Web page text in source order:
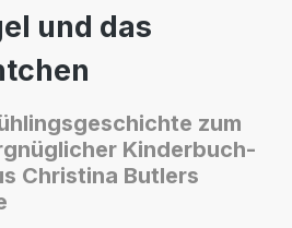
und das
zum
Kinderbuch-
Christina Butlers